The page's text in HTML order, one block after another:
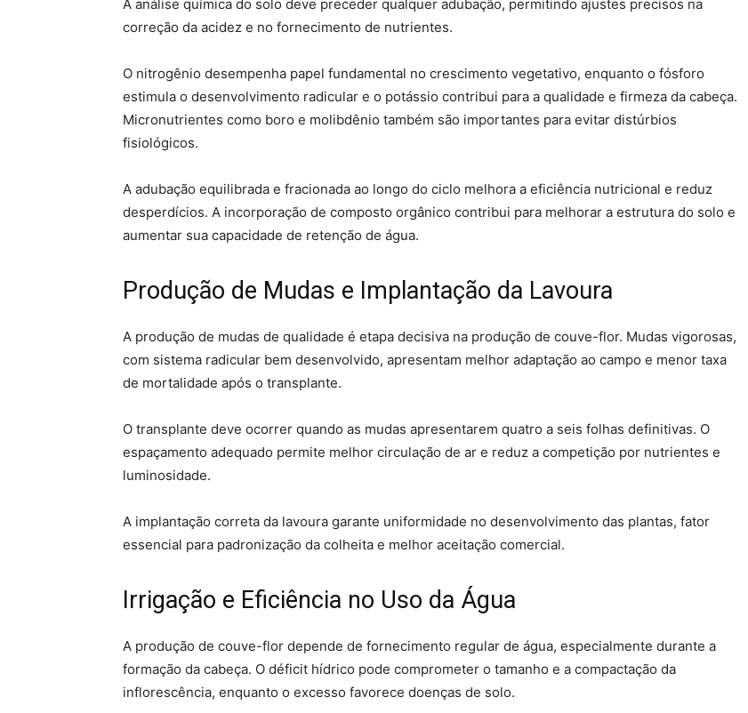
A análise química do solo deve preceder qualquer adubação, permitindo ajustes precisos na
correção da acidez e no fornecimento de nutrientes.
O nitrogênio desempenha papel fundamental no crescimento vegetativo, enquanto o fósforo
estimula o desenvolvimento radicular e o potássio contribui para a qualidade e firmeza da cabeça.
Micronutrientes como boro e molibdênio também são importantes para evitar distúrbios
fisiológicos.
A adubação equilibrada e fracionada ao longo do ciclo melhora a eficiência nutricional e reduz
desperdícios. A incorporação de composto orgânico contribui para melhorar a estrutura do solo e
aumentar sua capacidade de retenção de água.
Produção de Mudas e Implantação da Lavoura
A produção de mudas de qualidade é etapa decisiva na produção de couve-flor. Mudas vigorosas,
com sistema radicular bem desenvolvido, apresentam melhor adaptação ao campo e menor taxa
de mortalidade após o transplante.
O transplante deve ocorrer quando as mudas apresentarem quatro a seis folhas definitivas. O
espaçamento adequado permite melhor circulação de ar e reduz a competição por nutrientes e
luminosidade.
A implantação correta da lavoura garante uniformidade no desenvolvimento das plantas, fator
essencial para padronização da colheita e melhor aceitação comercial.
Irrigação e Eficiência no Uso da Água
A produção de couve-flor depende de fornecimento regular de água, especialmente durante a
formação da cabeça. O déficit hídrico pode comprometer o tamanho e a compactação da
inflorescência, enquanto o excesso favorece doenças de solo.